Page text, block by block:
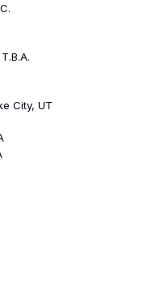
T.B.A.
City, UT